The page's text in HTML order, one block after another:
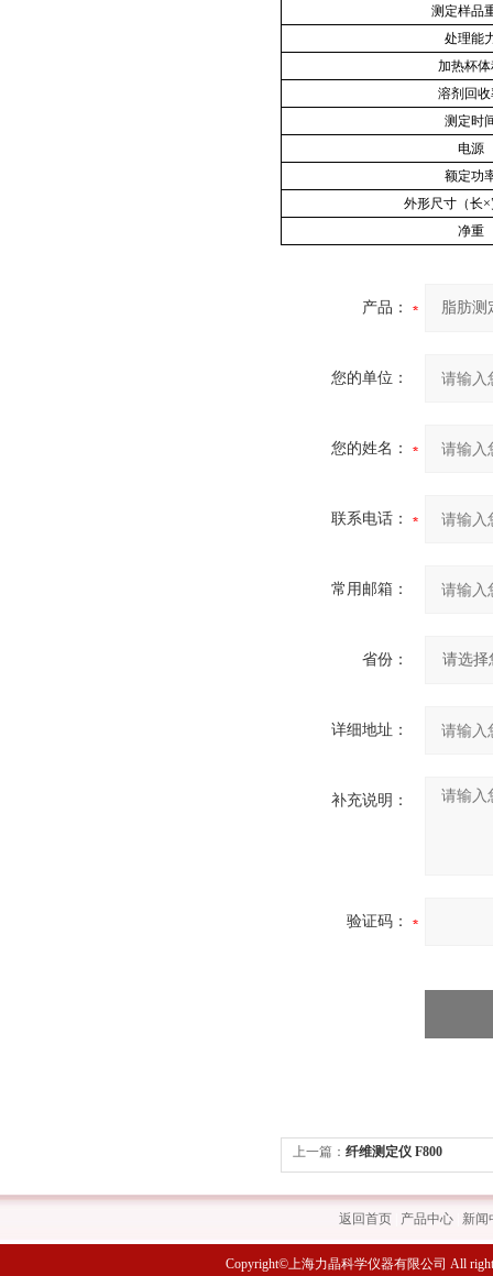
测定样品
处理能
加热杯
溶剂回
测定时
电源
额定功
外形尺寸（长
净重
产品：
您的单位：
您的姓名：
联系电话：
常用邮箱：
省份：
详细地址：
补充说明：
验证码：
上一篇： 纤维测定仪 F800
返回首页 产品中心 新闻
Copyright©上海力晶科学仪器有限公司 All